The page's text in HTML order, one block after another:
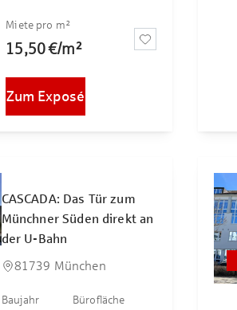
Miete pro m²
15,50 €/m²
Zum Exposé
CASCADA: Das Tür zum
Münchner Süden direkt an
der U-Bahn
81739 München
Baujahr Bürofläche